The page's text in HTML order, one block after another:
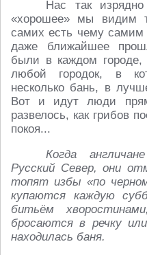
Нас так
«хорошее» мы видим
самих есть чему самим
даже ближайшее
были в каждом городе,
любой городок, в
несколько бань, в
Вот и идут люди
развелось, как грибов
покоя...
Когда
Русский Север, они
топят избы «по
купаются каждую
битьём
бросаются в речку
находилась баня.